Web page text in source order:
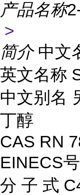
产品名称
>
简介 中文
英文名称
中文别名
丁醇
CAS RN
EINECS
分 子 式